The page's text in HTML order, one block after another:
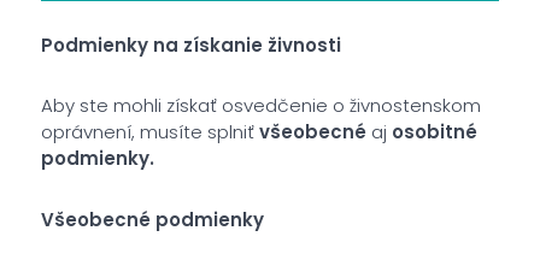
Podmienky na získanie živnosti
Aby ste mohli získať osvedčenie o živnostenskom
oprávnení, musíte splniťvšeobecné aj osobitné
podmienky.
Všeobecné podmienky